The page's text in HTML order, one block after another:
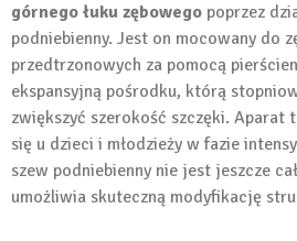
górnego łuku zębowego poprzez
podniebienny. Jest on mocowany do
przedtrzonowych za pomocą
ekspansyjną pośrodku, którą
zwiększyć szerokość szczęki. Aparat
się u dzieci i młodzieży w fazie
szew podniebienny nie jest jeszcze
umożliwia skuteczną modyfikację